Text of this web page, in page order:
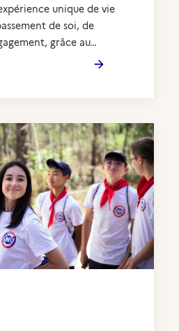
unique de vie
de soi, de
grâce au…